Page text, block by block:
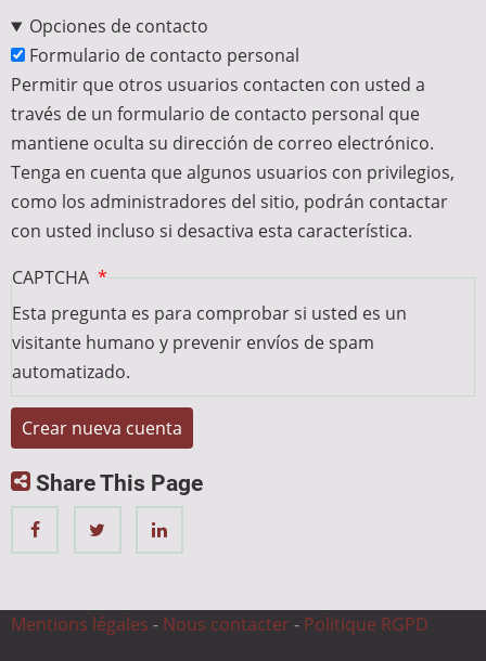
Opciones de contacto
Formulario de contacto personal
Permitir que otros usuarios contacten con usted a
través de un formulario de contacto personal que
mantiene oculta su dirección de correo electrónico.
Tenga en cuenta que algunos usuarios con privilegios,
como los administradores del sitio, podrán contactar
con usted incluso si desactiva esta característica.
CAPTCHA
Esta pregunta es para comprobar si usted es un
visitante humano y prevenir envíos de spam
automatizado.
Share This Page
Mentions légales - Nous contacter - Politique RGPD